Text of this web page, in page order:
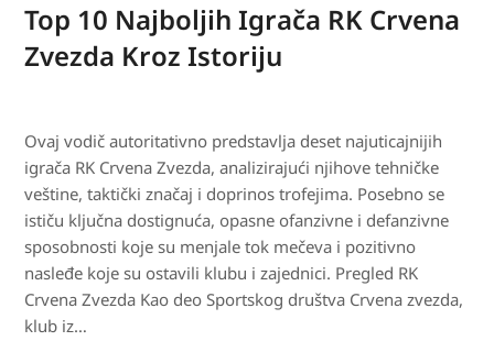
Top 10 Najboljih Igrača RK Crvena
Zvezda Kroz Istoriju
Ovaj vodič autoritativno predstavlja deset najuticajnijih
igrača RK Crvena Zvezda, analizirajući njihove tehničke
veštine, taktički značaj i doprinos trofejima. Posebno se
ističu ključna dostignuća, opasne ofanzivne i defanzivne
sposobnosti koje su menjale tok mečeva i pozitivno
nasleđe koje su ostavili klubu i zajednici. Pregled RK
Crvena Zvezda Kao deo Sportskog društva Crvena zvezda,
klub iz…